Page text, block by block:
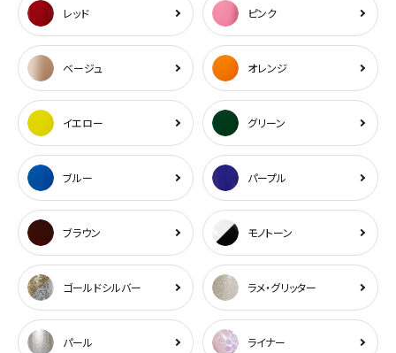
レッド ピンク
ベージュ オレンジ
イエロー グリーン
ブルー パープル
ブラウン モノトーン
ゴールドシルバー ラメ・グリッター
パール ライナー